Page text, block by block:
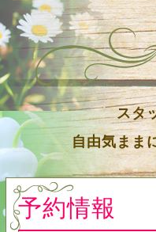
スタ
自由気まま
予約情報